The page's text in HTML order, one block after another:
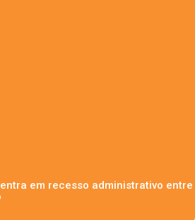
em recesso administrativo entre